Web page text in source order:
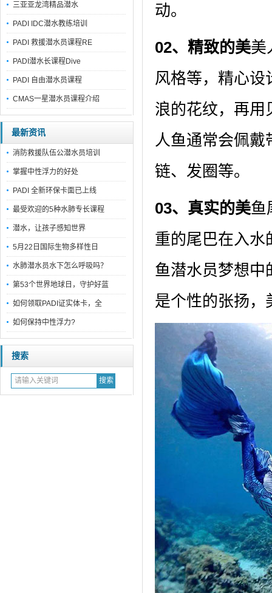
三亚亚龙湾精品潜水
PADI IDC潜水教练培训
PADI 救援潜水员课程RE
PADI潜水长课程Dive
PADI 自由潜水员课程
CMAS一星潜水员课程介绍
最新资讯
消防救援队伍公潜水员培训
掌握中性浮力的好处
PADI 全新环保卡面已上线
最受欢迎的5种水肺专长课程
潜水，让孩子感知世界
5月22日国际生物多样性日
水肺潜水员水下怎么呼吸吗？
第53个世界地球日，守护好蓝
如何领取PADI证实体卡，全
如何保持中性浮力?
搜索
动。
02、 精致的美美
风格等，精心设
浪的花纹，再用
人鱼通常会佩戴
链、发圈等。
03、 真实的美鱼
重的尾巴在入水
鱼潜水员梦想中
是个性的张扬，